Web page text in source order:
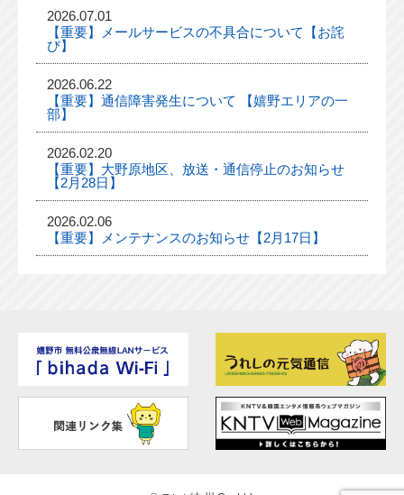
2026.07.01
【重要】メールサービスの不具合について【お詫
び】
2026.06.22
【重要】通信障害発生について 【嬉野エリアの一
部】
2026.02.20
【重要】大野原地区、放送・通信停止のお知らせ
【2月28日】
2026.02.06
【重要】メンテナンスのお知らせ【2月17日】